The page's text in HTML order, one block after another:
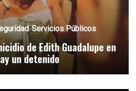
Servicios Públicos
de Edith Guadalupe en
un detenido